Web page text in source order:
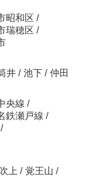
昭和区 /
瑞穂区 /
井 / 池下 / 仲田
央線 /
鉄瀬戸線 /
/
吹上 / 覚王山 /